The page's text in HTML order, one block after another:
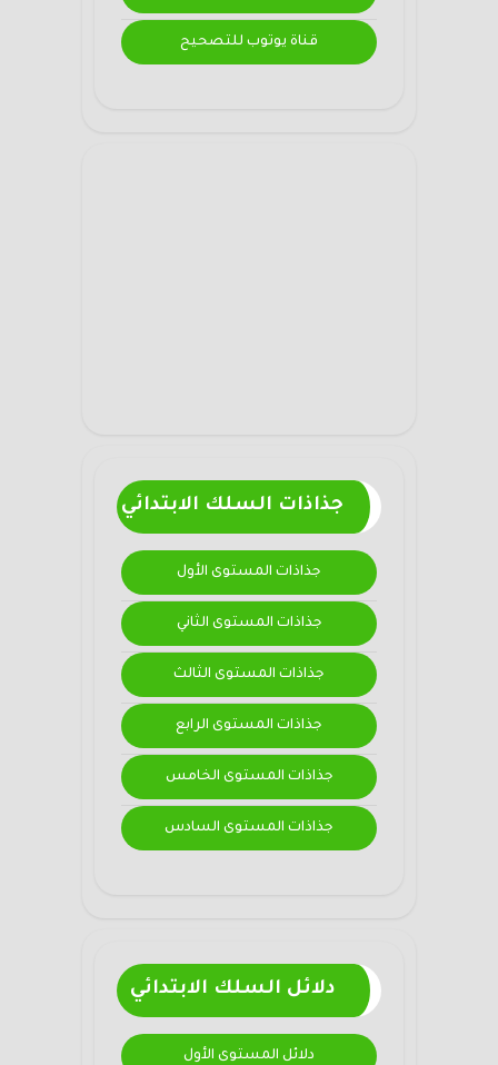
قناة يوتوب للتصحيح
جذاذات السلك الابتدائي
جذاذات المستوى الأول
جذاذات المستوى الثاني
جذاذات المستوى الثالث
جذاذات المستوى الرابع
جذاذات المستوى الخامس
جذاذات المستوى السادس
دلائل السلك الابتدائي
دلائل المستوى الأول